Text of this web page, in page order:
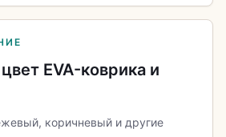
EVA-коврика и
коричневый и другие